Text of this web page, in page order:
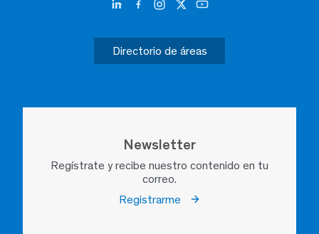
Directorio de áreas
Newsletter
Regístrate y recibe nuestro contenido en tu
correo.
Registrarme